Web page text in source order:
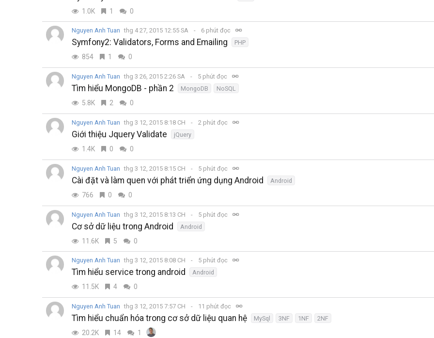
1.0K 1 0
Nguyen Anh Tuan thg 4 27, 2015 12:55 SA 6 phút đọc
Symfony2: Validators, Forms and Emailing PHP
854 1 0
Nguyen Anh Tuan thg 3 26, 2015 2:26 SA 5 phút đọc
Tìm hiểu MongoDB - phần 2 MongoDB NoSQL
5.8K 2 0
Nguyen Anh Tuan thg 3 12, 2015 8:18 CH 2 phút đọc
Giới thiệu Jquery Validate jQuery
1.4K 0 0
Nguyen Anh Tuan thg 3 12, 2015 8:15 CH 5 phút đọc
Cài đặt và làm quen với phát triển ứng dụng Android Android
766 0 0
Nguyen Anh Tuan thg 3 12, 2015 8:13 CH 5 phút đọc
Cơ sở dữ liệu trong Android Android
11.6K 5 0
Nguyen Anh Tuan thg 3 12, 2015 8:08 CH 5 phút đọc
Tìm hiểu service trong android Android
11.5K 4 0
Nguyen Anh Tuan thg 3 12, 2015 7:57 CH 11 phút đọc
Tìm hiểu chuẩn hóa trong cơ sở dữ liệu quan hệ MySql 3NF 1NF 2NF
20.2K 14 1